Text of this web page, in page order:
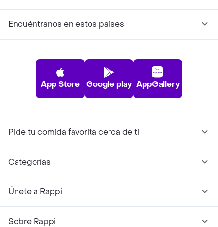
Encuéntranos en estos países
App Store Google play AppGallery
Pide tu comida favorita cerca de ti
Categorías
Únete a Rappi
Sobre Rappi